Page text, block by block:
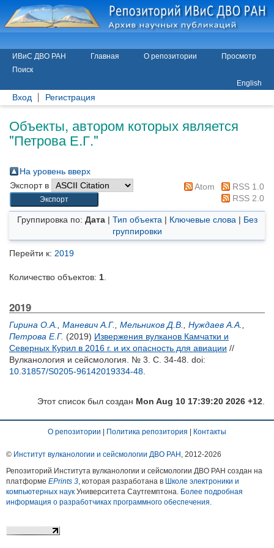
ИВиС ДВО РАН Главная О репозитории
Просмотр
Поиск
English
Вход Регистрация
Объекты, автором которых является
"Петрова Е.Г."
На уровень вверх
Экспорт в
Atom
RSS 1.0
RSS 2.0
Группировка по: Дата| Тип объекта | Ключевые слова | Без
группировки
Перейти к: 2019
Количество объектов: 1
2019
Гирина О.А. Маневич А.Г. Мельников Д.В. Нуждаев А.А.
Петрова Е.Г. (2019) Извержения вулканов Камчатки и
Северных Курил в 2016 г. и их опасность для авиации //
Вулканология и сейсмология. № 3. С. 34-48. doi:
10.31857/S0205-96142019334-48
Этот список был создан Mon Aug 10 17:39:20 2026 +12
О репозитории Политика репозитория Контакты
© Институт вулканологии и сейсмологии ДВО РАН , 2012-2026
Репозиторий Института вулканологии и сейсмологии ДВО РАН создан на
платформе EPrints 3, которая разработана в Школе электроники и
компьютерных наук Университета Саутгемптона. Более подробная
информация о разработчиках программного обеспечения.